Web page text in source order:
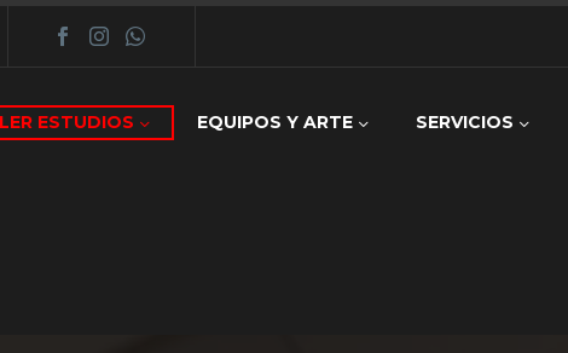
ESTUDIOS EQUIPOS Y ARTE SERVICIOS